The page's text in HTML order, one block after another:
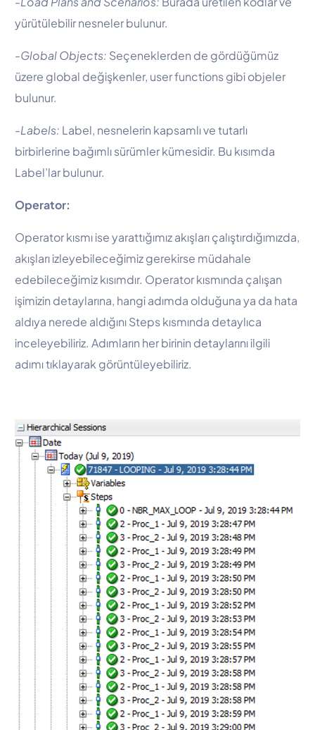
yürütülebilir nesneler bulunur.
-Global Objects: Seçeneklerden de gördüğümüz
üzere global değişkenler, user functions gibi objeler
bulunur.
-Labels: Label, nesnelerin kapsamlı ve tutarlı
birbirlerine bağımlı sürümler kümesidir. Bu kısımda
Label’lar bulunur.
Operator:
Operator kısmı ise yarattığımız akışları çalıştırdığımızda,
akışları izleyebileceğimiz gerekirse müdahale
edebileceğimiz kısımdır. Operator kısmında çalışan
işimizin detaylarına, hangi adımda olduğuna ya da hata
aldıya nerede aldığını Steps kısmında detaylıca
inceleyebiliriz. Adımların her birinin detaylarını ilgili
adımı tıklayarak görüntüleyebiliriz.